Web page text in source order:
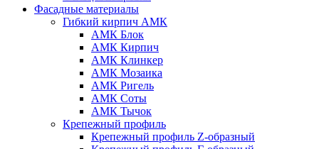
Фасадные материалы
Гибкий кирпич АМК
АМК Блок
АМК Кирпич
АМК Клинкер
АМК Мозаика
АМК Ригель
АМК Соты
АМК Тычок
Крепежный профиль
Крепежный профиль Z-образный